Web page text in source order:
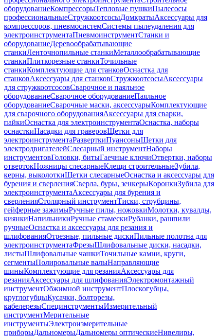
оборудованиеКомпрессорыТепловые пушкиПылесосы
профессиональныеСтружкоотсосыДомкратыАксессуары для
компрессоров, пневмосистемСистемы пылеудаления для
электроинструментаПневмоинструментСтанки и
оборудованиеДеревообрабатывающие
станкиЛенточнопильные станкиМеталлообрабатывающие
станкиПлиткорезные станкиТочильные
станкиКомплектующие для станковОснастка для
станковАксессуары для станковСтружкоотсосыАксессуары
для стружкоотсосовСварочное и паяльное
оборудованиеСварочное оборудованиеПаяльное
оборудованиеСварочные маски, аксессуарыКомплектующие
для сварочного оборудованияАксессуары для сварки,
пайкиОснастка для электроинструментаОснастка, наборы
оснасткиНасадки для граверовЩетки для
электроинструментаРазверткиПуансоныЩетки для
электродвигателейСлесарный инструментНаборы
инструментовГоловки, битыГаечные ключиОтвертки, наборы
отвертокНожницы слесарныеКлещи строительныеЗубила,
керны, выколоткиЩетки слесарныеОснастка и аксессуары для
бурения и сверленияСверла, буры, зенкерыКоронкиЗубила для
электроинструментаАксессуары для бурения и
сверленияСтолярный инструментТиски, струбцины,
гейферные зажимыРучные пилы, ножовкиМолотки, кувалды,
киянкиНапильникиРучные стамескиРубанки, рашпили
ручныеОснастка и аксессуары для резания и
шлифованияОтрезные, пильные дискиПильные полотна для
электроинструментаФрезыШлифовальные диски, насадки,
листыШлифовальные чашкиТочильные камни, круги,
сегментыПолировальные валыНаправляющие
шиныКомплектующие для резанияАксессуары для
резанияАксессуары для шлифованияЭлектромонтажный
инструментОбжимной инструментПлоскогубцы,
круглогубцыКусачки, болторезы,
кабелерезыСпецинструментыИзмерительный
инструментМерительные
инструментыЭлектроизмерительные
приборыДальномерыДальномеры оптическиеНивелиры,